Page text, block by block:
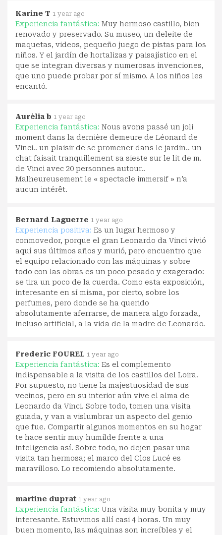
Karine T 1 year ago
Experiencia fantástica: Muy hermoso castillo, bien
renovado y preservado. Su museo, un deleite de
maquetas, videos, pequeño juego de pistas para los
niños. Y el jardín de hortalizas y paisajístico en el
que se integran diversas y numerosas invenciones,
que uno puede probar por sí mismo. A los niños les
encantó.
Aurélia b 1 year ago
Experiencia fantástica: Nous avons passé un joli
moment dans la dernière demeure de Léonard de
Vinci.. un plaisir de se promener dans le jardin.. un
chat faisait tranquillement sa sieste sur le lit de m.
de Vinci avec 20 personnes autour..
Malheureusement le « spectacle immersif » n’a
aucun intérêt.
Bernard Laguerre 1 year ago
Experiencia positiva: Es un lugar hermoso y
conmovedor, porque el gran Leonardo da Vinci vivió
aquí sus últimos años y murió, pero encuentro que
el equipo relacionado con las máquinas y sobre
todo con las obras es un poco pesado y exagerado:
se tira un poco de la cuerda. Como esta exposición,
interesante en sí misma, por cierto, sobre los
perfumes, pero donde se ha querido
absolutamente aferrarse, de manera algo forzada,
incluso artificial, a la vida de la madre de Leonardo.
Frederic FOUREL 1 year ago
Experiencia fantástica: Es el complemento
indispensable a la visita de los castillos del Loira.
Por supuesto, no tiene la majestuosidad de sus
vecinos, pero en su interior aún vive el alma de
Leonardo da Vinci. Sobre todo, tomen una visita
guiada, y van a vislumbrar un aspecto del genio
que fue. Compartir algunos momentos en su hogar
te hace sentir muy humilde frente a una
inteligencia así. Sobre todo, no dejen pasar una
visita tan hermosa; el marco del Clos Lucé es
maravilloso. Lo recomiendo absolutamente.
martine duprat 1 year ago
Experiencia fantástica: Una visita muy bonita y muy
interesante. Estuvimos allí casi 4 horas. Un muy
buen momento, las máquinas son increíbles y el